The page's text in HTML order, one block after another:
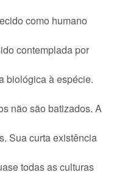
como humano
contemplada por
biológica à espécie.
não são batizados. A
Sua curta existência
todas as culturas